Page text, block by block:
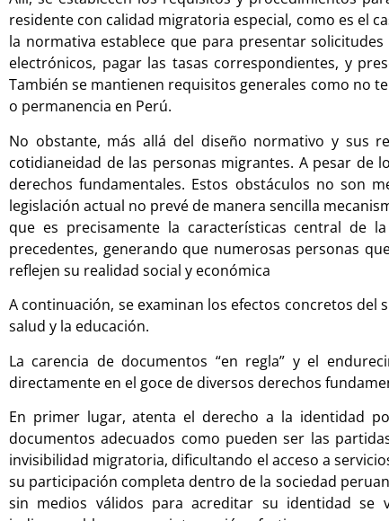
residente con calidad migratoria especial, como es el
la normativa establece que para presentar
electrónicos, pagar las tasas correspondientes, y
También se mantienen requisitos generales como no
o permanencia en Perú.
No obstante, más allá del diseño normativo y sus
cotidianeidad de las personas migrantes. A pesar
derechos fundamentales. Estos obstáculos no son
legislación actual no prevé de manera sencilla
que es precisamente la características central de
precedentes, generando que numerosas personas
reflejen su realidad social y económica
A continuación, se examinan los efectos concretos
salud y la educación.
La carencia de documentos “en regla” y el
directamente en el goce de diversos derechos
En primer lugar, atenta el derecho a la identidad
documentos adecuados como pueden ser las
invisibilidad migratoria, dificultando el acceso a
su participación completa dentro de la sociedad
sin medios válidos para acreditar su identidad se